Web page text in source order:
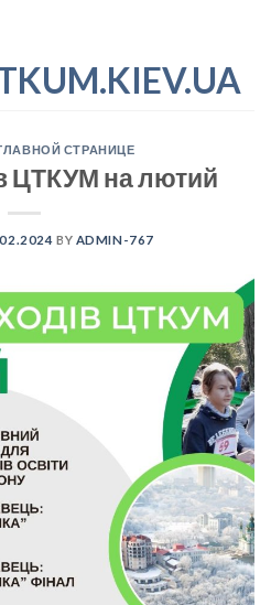
СТРАНИЦЕ
ЦТКУМ на лютий
BY ADMIN-767